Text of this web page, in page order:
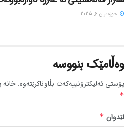
حوزه‌یران 6, 2025
وەڵامێک بنووسە
پۆستی ئەلیکترۆنییەکەت بڵاوناکرێتەوە. خانە
*
لێدوان *